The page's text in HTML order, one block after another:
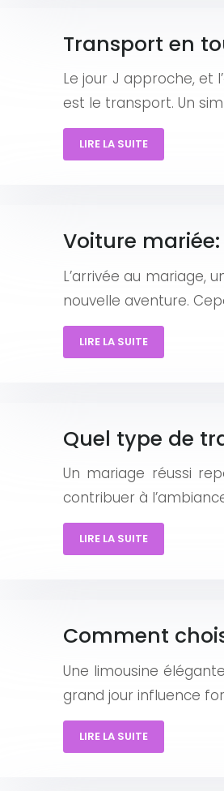
Transport en
Le jour J approche, et
est le transport. Un
LIRE LA SUITE
Voiture
L’arrivée au mariage,
nouvelle aventure.
LIRE LA SUITE
Quel type de
Un mariage réussi
contribuer à
LIRE LA SUITE
Comment
Une limousine
grand jour influence
LIRE LA SUITE